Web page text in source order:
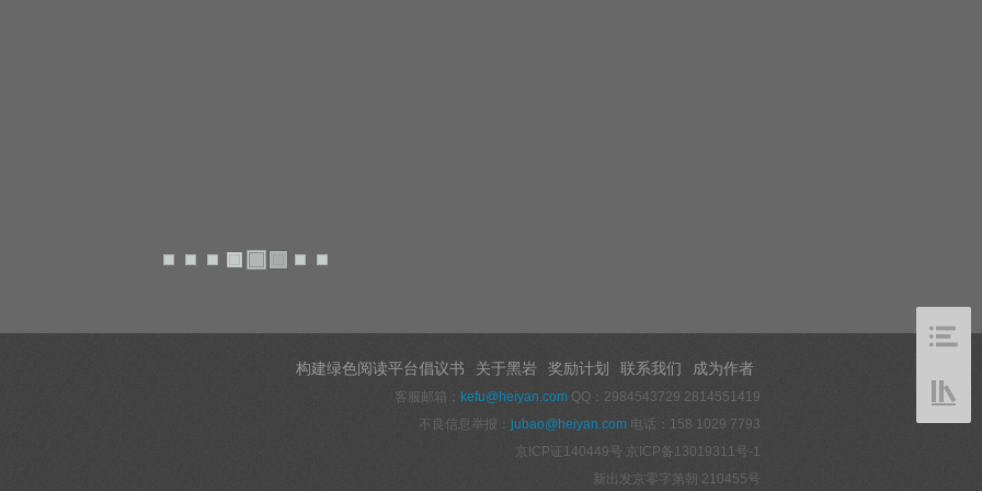
构建绿色阅读平台倡议书 关于黑岩 奖励计划 联系我们 成为作者
客服邮箱： kefu@heiyan.com QQ：2984543729 2814551419
不良信息举报： jubao@heiyan.com 电话：158 1029 7793
京ICP证140449号 京ICP备13019311号-1
新出发京零字第朝 210455号